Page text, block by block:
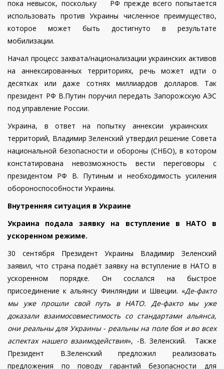
пока невысок, поскольку РФ прежде всего попытается
использовать против Украины численное преимущество,
которое может быть достигнуто в результате
мобилизации.
Начал процесс захвата/национализации украинских активов
на аннексированных территориях, речь может идти о
десятках или даже сотнях миллиардов долларов. Так
президент РФ В.Путин поручил передать Запорожскую АЭС
под управление России.
Украина, в ответ на попытку аннексии украинских
территорий, Владимир Зеленский утвердил решение Совета
национальной безопасности и обороны (СНБО), в котором
констатирована невозможность вести переговоры с
президентом РФ В. Путиным и необходимость усиления
обороноспособности Украины.
Внутренняя ситуация в Украине
Украина подала заявку на вступление в НАТО в
ускоренном режиме.
30 сентября Президент Украины Владимир Зеленский
заявил, что страна подаёт заявку на вступление в НАТО в
ускоренном порядке. Он сослался на быстрое
присоединение к альянсу Финляндии и Швеции. «Де-факто
мы уже прошли свой путь в НАТО. Де-факто мы уже
доказали взаимосовместимость со стандартами альянса,
они реальны для Украины - реальны на поле боя и во всех
аспектах нашего взаимодействия», -В. Зеленский. Также
Президент В.Зеленский предложил реализовать
предложения по поводу гарантий безопасности для